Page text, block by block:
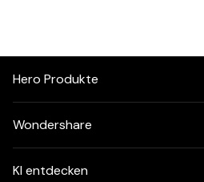
Hero Produkte
Wondershare
KI entdecken